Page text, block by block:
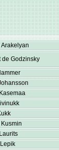
de Godzinsky